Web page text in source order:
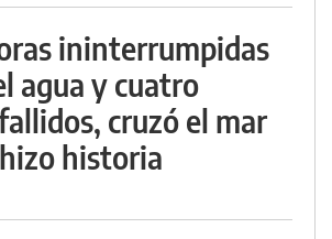
ininterrumpidas
agua y cuatro
cruzó el mar
historia